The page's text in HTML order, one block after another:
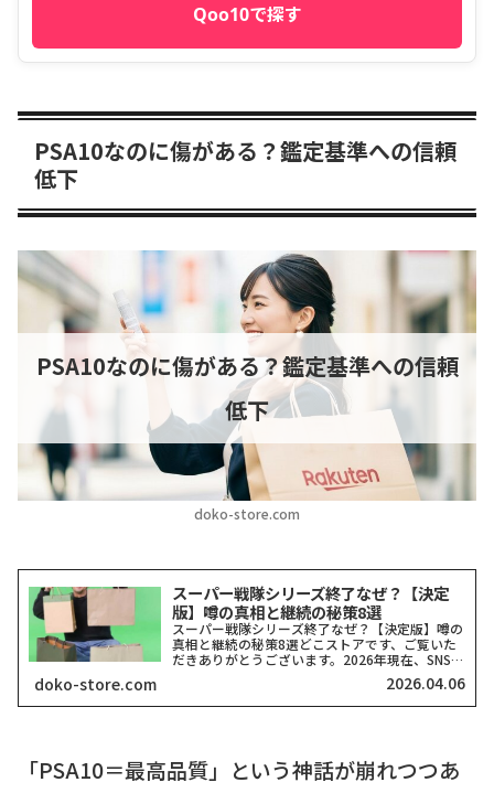
Qoo10で探す
PSA10なのに傷がある？鑑定基準への信頼
低下
doko-store.com
PSA10なのに傷がある？鑑定基準への信頼
低下
スーパー戦隊シリーズ終了なぜ？【決定
版】噂の真相と継続の秘策8選
スーパー戦隊シリーズ終了なぜ？【決定版】噂の
真相と継続の秘策8選どこストアです、ご覧いた
だきありがとうございます。2026年現在、SNSや
ネット掲示板で「スーパー戦隊シリーズがいよい
よ終了するのではないか？」という穏やかではな
い噂を耳にする...
doko-store.com 2026.04.06
「PSA10＝最高品質」という神話が崩れつつあ